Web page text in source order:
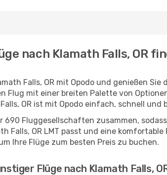
nach Klamath Falls, OR
Falls, OR mit Opodo und genießen
Flug mit einer breiten Palette von
OR ist mit Opodo einfach, schnell und
690 Fluggesellschaften zusammen,
Falls, OR LMT passt und eine
Ihre Flüge zum besten Preis zu buchen.
Flüge nach Klamath Falls,